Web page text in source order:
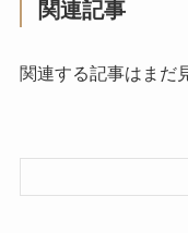
関連記事
関連する記事はまだ